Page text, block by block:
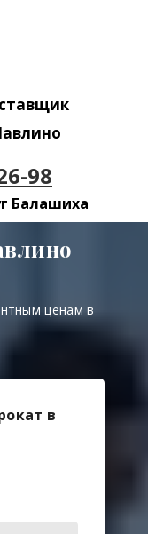
98
Балашиха
ценам в
в